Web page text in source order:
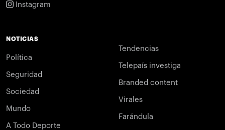
Instagram
NOTICIAS
Política
Seguridad
Sociedad
Mundo
A Todo Deporte
Tendencias
Telepaís investiga
Branded content
Virales
Farándula